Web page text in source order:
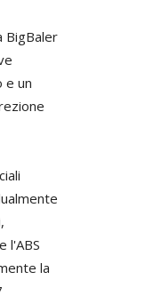
BigBaler
e un
l'ABS
la